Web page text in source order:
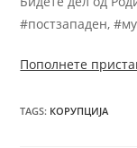
#постзападен,
Пополнете
TAGS: КОРУПЦИЈА